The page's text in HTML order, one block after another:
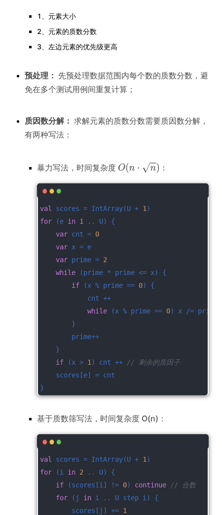
1、元素大小
2、元素的质数分数
3、左边元素的优先级更高
预处理： 先预处理数据范围内每个数的质数分数，避
免在多个测试用例间重复计算；
质因数分解： 求解元素的质数分数需要质因数分解，
有两种写法：
暴力写法，时间复杂度 ：
val scores = IntArray(U + 1 )
for (e in 1
.. U) {
var cnt = 0
var x = e
var prime = 2
while (prime * prime <= x) {
if (x % prime == 0) {
cnt ++
while (x % prime == 0) x /= prime
}
prime++
}
if (x > 1 ) cnt ++
// 剩余的质因子
scores[e] = cnt
}
基于质数筛写法，时间复杂度 O(n)：
val scores = IntArray(U + 1 )
for (i in 2 .. U) {
if (scores[i] != 0) continue
// 合数
for (j in i .. U step i) {
scores[j] += 1